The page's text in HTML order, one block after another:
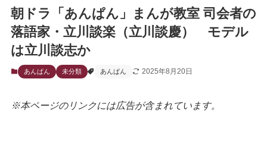
朝ドラ「あんぱん」まんが教室 司会者の
落語家・立川談楽（立川談慶） モデル
は立川談志か
あんぱん 未分類 あんぱん 2025年8月20日
※本ページのリンクには広告が含まれています。